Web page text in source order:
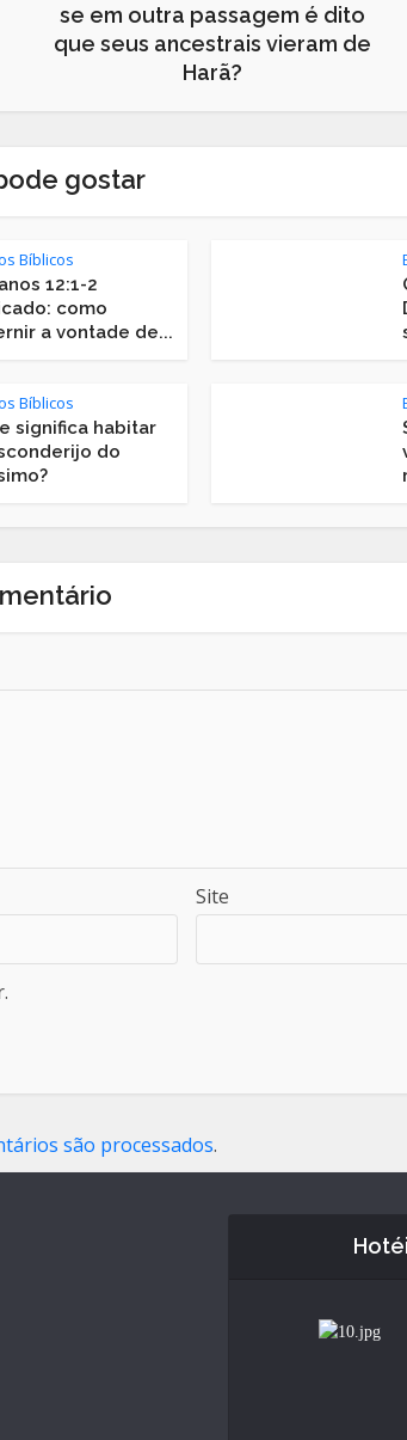
se em outra passagem é dito
que seus ancestrais vieram de
Harã?
gostar
Bíblicos
12:1-2
como
a vontade de...
Bíblicos
significa habitar
do
Site
são processados.